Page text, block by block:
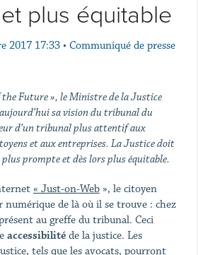
plus équitable
2017 17:33 • Communiqué de presse
Future », le Ministre de la Justice
sa vision du tribunal du
d’un tribunal plus attentif aux
et aux entreprises. La Justice doit
plus prompte et dès lors plus équitable.
« Just-on-Web», le citoyen
numérique de là où il se trouve : chez
au greffe du tribunal. Ceci
accessibilitéde la justice. Les
tels que les avocats, pourront